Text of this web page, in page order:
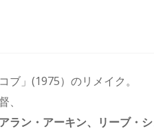
ブ」(1975）のリメイク。
、
ラン・アーキン、リーブ・